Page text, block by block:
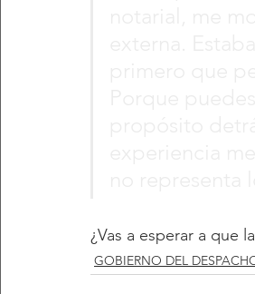
¿Vas a esperar a que
GOBIERNO DEL